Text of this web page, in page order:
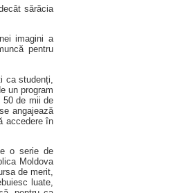
sărăcia
imagini a
pentru
ca studenți,
un program
50 de mii de
angajează
accedere în
o serie de
Moldova
de merit,
luate,